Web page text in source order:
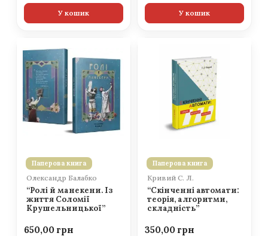
У кошик У кошик
Паперова книга
Олександр Балабко
“Ролі й манекени. Із
життя Соломії
Крушельницької”
650,00
Паперова книга
Кривий С. Л.
“Скінченні автомати:
теорія, алгоритми,
складність”
350,00